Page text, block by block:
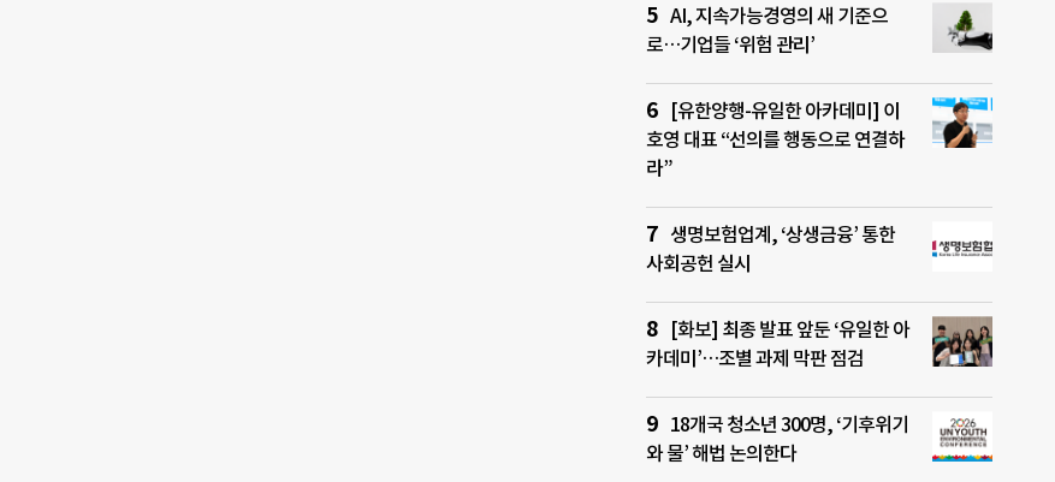
AI, 지속가능경영의 새 기준으
로…기업들 ‘위험 관리’
[유한양행-유일한 아카데미] 이
호영 대표 “선의를 행동으로 연결하
라”
생명보험업계, ‘상생금융’ 통한
사회공헌 실시
[화보] 최종 발표 앞둔 ‘유일한 아
카데미’…조별 과제 막판 점검
18개국 청소년 300명, ‘기후위기
와 물’ 해법 논의한다